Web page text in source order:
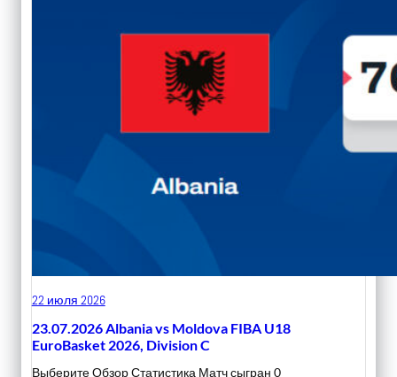
22 июля 2026
23.07.2026 Albania vs Moldova FIBA U18
EuroBasket 2026, Division C
Выберите Обзор Статистика Матч сыгран 0